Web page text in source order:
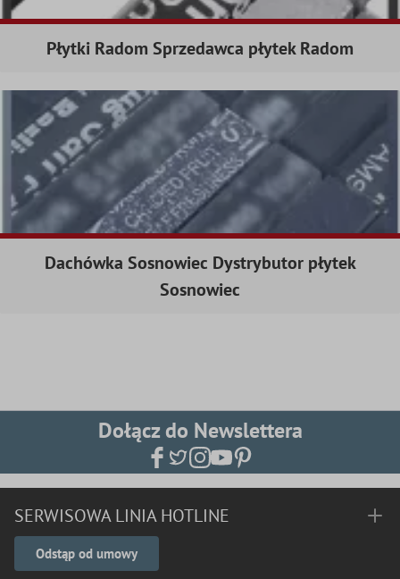
Płytki Radom Sprzedawca płytek Radom
Dachówka Sosnowiec Dystrybutor płytek
Sosnowiec
Dołącz do Newslettera
SERWISOWA LINIA HOTLINE
Odstąp od umowy